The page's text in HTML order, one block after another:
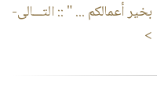
بخير أعمالكم ... "‏ :: التـــالى-
>